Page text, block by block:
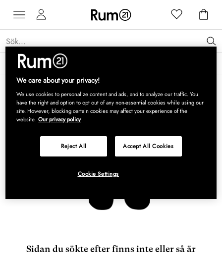
Få 15 % rabatt på Grythyttan Stålmöbler* →
Sidan du sökte efter finns inte eller så är
We care about your privacy!
We use cookies to personalize content and ads, and to analyze our traffic. You
have the right and option to opt out of any non-essential cookies while using our
site. However, blocking certain cookies may affect your experience of the
website. Our privacy policy
Reject All Accept All Cookies
Cookie Settings